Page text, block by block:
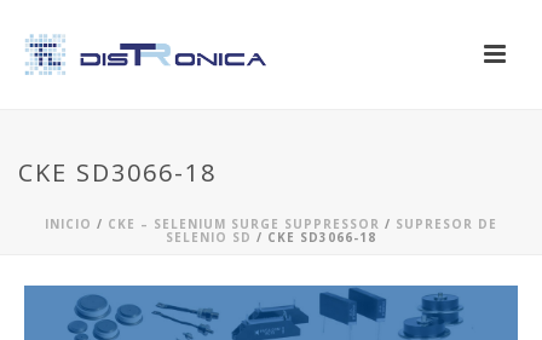
CKE SD3066-18
INICIO / CKE – SELENIUM SURGE SUPPRESSOR / SUPRESOR DE
SELENIO SD / CKE SD3066-18